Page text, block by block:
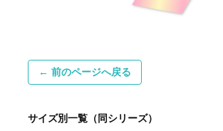
← 前のページへ戻る
サイズ別一覧（同シリーズ）